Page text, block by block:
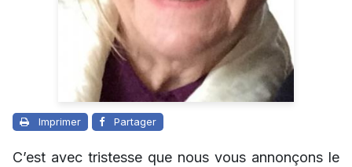
Imprimer Partager
C’est avec tristesse que nous vous annonçons le